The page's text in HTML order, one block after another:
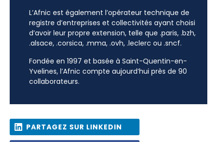
L’Afnic est également l’opérateur technique de
registre d’entreprises et collectivités ayant choisi
d’avoir leur propre extension, telle que .paris, .bzh,
.alsace, .corsica, .mma, .ovh, .leclerc ou .sncf.
Fondée en 1997 et basée à Saint-Quentin-en-
Yvelines, l’Afnic compte aujourd’hui près de 90
collaborateurs.
PARTAGEZ SUR LINKEDIN